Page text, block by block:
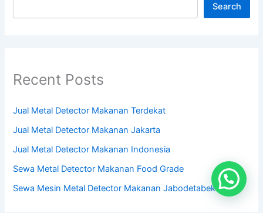
Search
Recent Posts
Jual Metal Detector Makanan Terdekat
Jual Metal Detector Makanan Jakarta
Jual Metal Detector Makanan Indonesia
Sewa Metal Detector Makanan Food Grade
Sewa Mesin Metal Detector Makanan Jabodetabek